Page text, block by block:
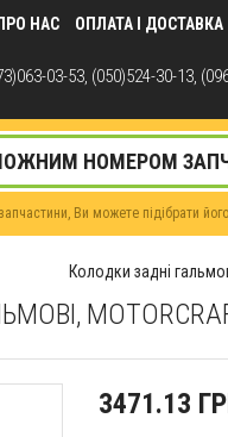
ПРО НАС ОПЛАТА І ДОСТАВКА
03-53, (050)524-30-13,
Ви можете підібрати
Колодки задні
3471.13